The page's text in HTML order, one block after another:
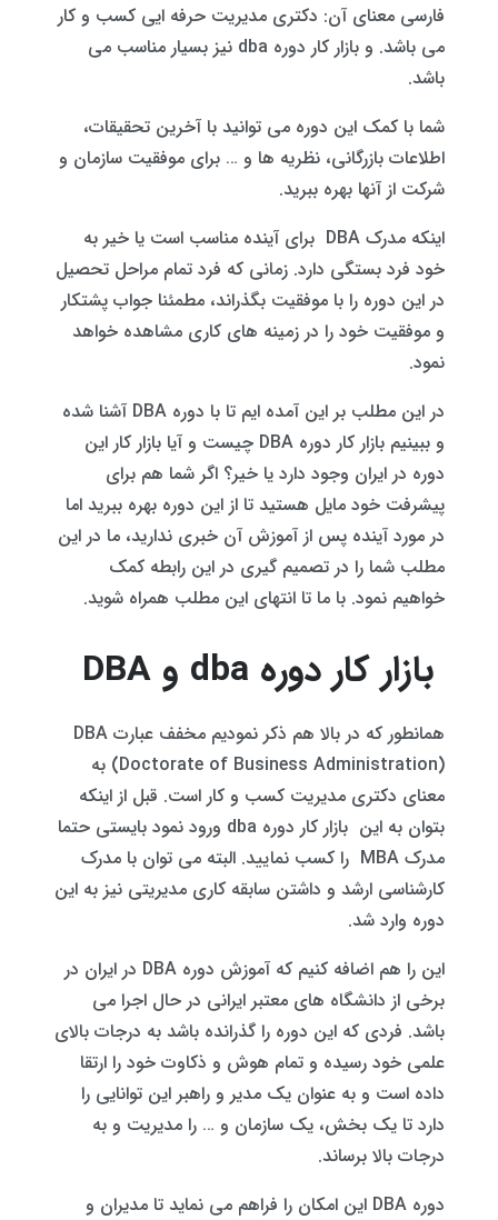
فارسی معنای آن: دکتری مدیریت حرفه ایی کسب و کار
می باشد. و بازار کار دوره dba نیز بسیار مناسب می
باشد.
شما با کمک این دوره می توانید با آخرین تحقیقات،
اطلاعات بازرگانی، نظریه ها و … برای موفقیت سازمان و
شرکت از آنها بهره ببرید.
اینکه مدرک DBA برای آینده مناسب است یا خیر به
خود فرد بستگی دارد. زمانی که فرد تمام مراحل تحصیل
در این دوره را با موفقیت بگذراند، مطمئنا جواب پشتکار
و موفقیت خود را در زمینه های کاری مشاهده خواهد
نمود.
در این مطلب بر این آمده ایم تا با دوره DBA آشنا شده
و ببینیم بازار کار دوره DBA چیست و آیا بازار کار این
دوره در ایران وجود دارد یا خیر؟ اگر شما هم برای
پیشرفت خود مایل هستید تا از این دوره بهره ببرید اما
در مورد آینده پس از آموزش آن خبری ندارید، ما در این
مطلب شما را در تصمیم گیری در این رابطه کمک
خواهیم نمود. با ما تا انتهای این مطلب همراه شوید.
بازار کار دوره dba و DBA
همانطور که در بالا هم ذکر نمودیم مخفف عبارت DBA
(Doctorate of Business Administration) به
معنای دکتری مدیریت کسب و کار است. قبل از اینکه
بتوان به این بازار کار دوره dba ورود نمود بایستی حتما
مدرک MBA را کسب نمایید. البته می توان با مدرک
کارشناسی ارشد و داشتن سابقه کاری مدیریتی نیز به این
دوره وارد شد.
این را هم اضافه کنیم که آموزش دوره DBA در ایران در
برخی از دانشگاه های معتبر ایرانی در حال اجرا می
باشد. فردی که این دوره را گذرانده باشد به درجات بالای
علمی خود رسیده و تمام هوش و ذکاوت خود را ارتقا
داده است و به عنوان یک مدیر و راهبر این توانایی را
دارد تا یک بخش، یک سازمان و … را مدیریت و به
درجات بالا برساند.
دوره DBA این امکان را فراهم می نماید تا مدیران و